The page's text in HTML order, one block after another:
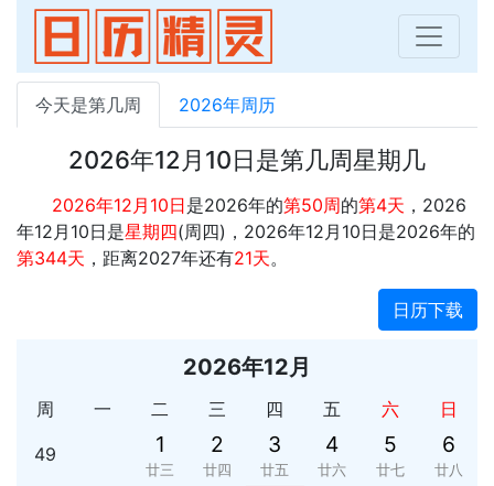
今天是第几周 2026年周历
2026年12月10日是第几周星期几
2026年12月10日是2026年的第50周的第4天 ，2026
年12月10日是星期四(周四)，2026年12月10日是2026年的
第344天 ，距离2027年还有21天。
日历下载
2026年12月
周 一 二 三 四 五 六 日
49 1
廿三
2
廿四
3
廿五
4
廿六
5
廿七
6
廿八